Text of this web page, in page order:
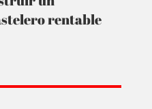
rentable